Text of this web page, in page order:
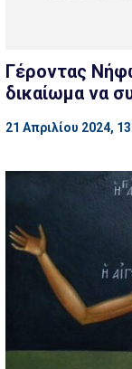
Γέροντας
δικαίωμα να
21 Απριλίου 2024,